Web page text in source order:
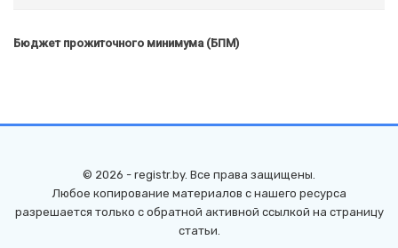
Бюджет прожиточного минимума (БПМ)
© 2026 - registr.by. Все права защищены.
Любое копирование материалов с нашего ресурса
разрешается только с обратной активной ссылкой на страницу
статьи.